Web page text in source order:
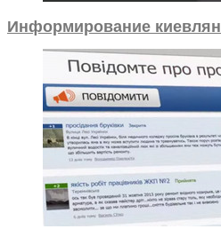
Информирование киевлян